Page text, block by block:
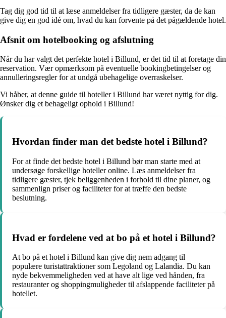
Tag dig god tid til at læse anmeldelser fra tidligere gæster, da de kan
give dig en god idé om, hvad du kan forvente på det pågældende hotel.
Afsnit om hotelbooking og afslutning
Når du har valgt det perfekte hotel i Billund, er det tid til at foretage din
reservation. Vær opmærksom på eventuelle bookingbetingelser og
annulleringsregler for at undgå ubehagelige overraskelser.
Vi håber, at denne guide til hoteller i Billund har været nyttig for dig.
Ønsker dig et behageligt ophold i Billund!
Hvordan finder man det bedste hotel i Billund?
For at finde det bedste hotel i Billund bør man starte med at
undersøge forskellige hoteller online. Læs anmeldelser fra
tidligere gæster, tjek beliggenheden i forhold til dine planer, og
sammenlign priser og faciliteter for at træffe den bedste
beslutning.
Hvad er fordelene ved at bo på et hotel i Billund?
At bo på et hotel i Billund kan give dig nem adgang til
populære turistattraktioner som Legoland og Lalandia. Du kan
nyde bekvemmeligheden ved at have alt lige ved hånden, fra
restauranter og shoppingmuligheder til afslappende faciliteter på
hotellet.